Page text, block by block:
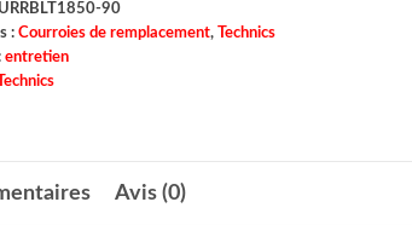
90
:Courroies de remplacement,Technics
entretien
Avis (0)